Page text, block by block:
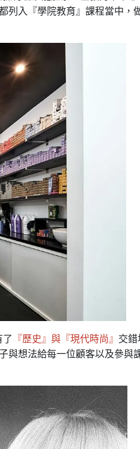
列入『學院教育』課程當中，
了 『歷史』與『現代時尚』 交錯
與想法給每一位顧客以及參與